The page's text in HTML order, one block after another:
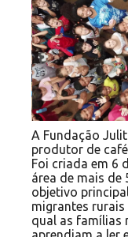
A Fundação
produtor de
Foi criada em 6
área de mais de
objetivo
migrantes
qual as famílias